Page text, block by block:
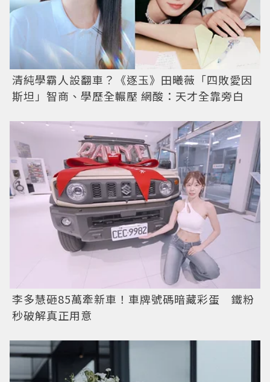
清純學霸人設翻車？《逐玉》田曦薇「四敗愛因
斯坦」智商、學歷全輾壓 網酸：天才全靠旁白
李多慧砸85萬牽新車！車牌號碼暗藏彩蛋 鐵粉
秒破解真正用意